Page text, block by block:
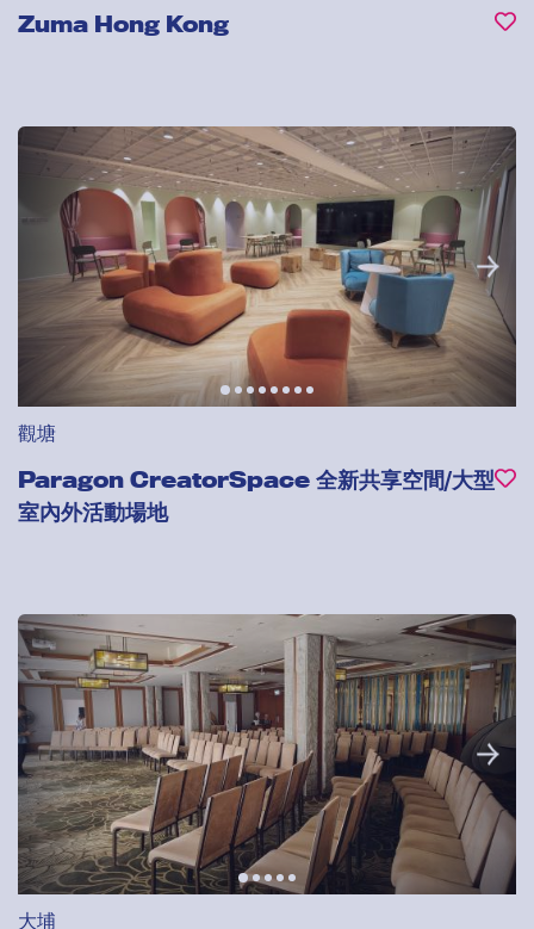
Zuma Hong Kong
觀塘
Paragon CreatorSpace 全新共享空間/大型
室內外活動場地
大埔